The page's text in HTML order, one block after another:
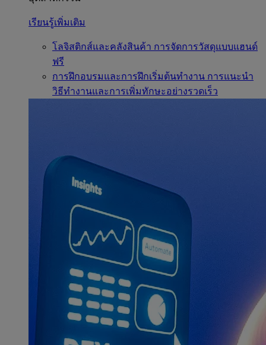
เรียนรู้เพิ่มเติม
โลจิสติกส์และคลังสินค้า การจัดการวัสดุแบบแฮนด์
ฟรี
การฝึกอบรมและการฝึกเริ่มต้นทำงาน การแนะนำ
วิธีทำงานและการเพิ่มทักษะอย่างรวดเร็ว